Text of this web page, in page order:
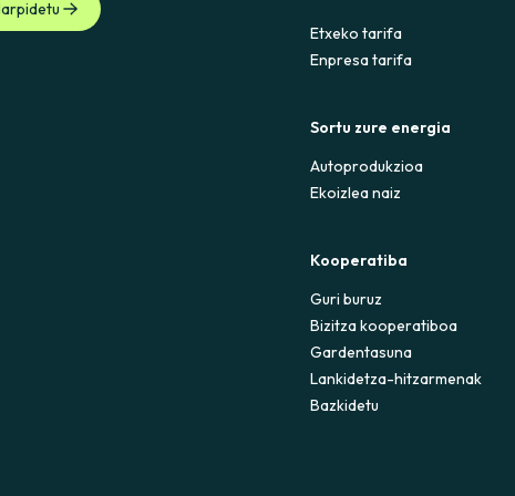
Etxeko tarifa
Enpresa tarifa
Sortu zure energia
Autoprodukzioa
Ekoizlea naiz
Kooperatiba
Guri buruz
Bizitza kooperatiboa
Gardentasuna
Lankidetza-hitzarmenak
Bazkidetu